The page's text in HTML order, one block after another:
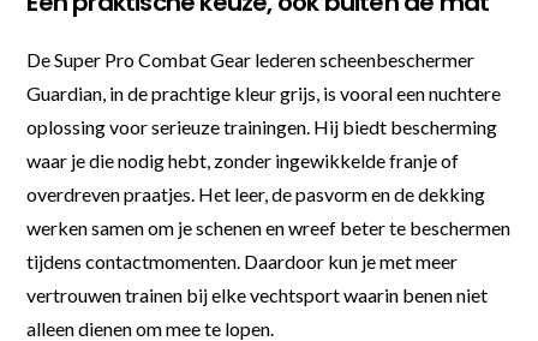
De Super Pro Combat Gear lederen scheenbeschermer
Guardian, in de prachtige kleur grijs, is vooral een nuchtere
oplossing voor serieuze trainingen. Hij biedt bescherming
waar je die nodig hebt, zonder ingewikkelde franje of
overdreven praatjes. Het leer, de pasvorm en de dekking
werken samen om je schenen en wreef beter te beschermen
tijdens contactmomenten. Daardoor kun je met meer
vertrouwen trainen bij elke vechtsport waarin benen niet
alleen dienen om mee te lopen.